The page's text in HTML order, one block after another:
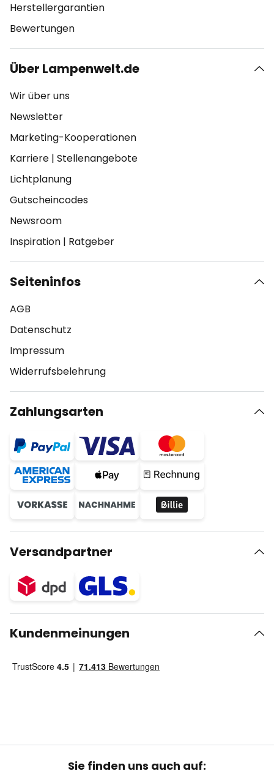
Herstellergarantien
Bewertungen
Über Lampenwelt.de
Wir über uns
Newsletter
Marketing-Kooperationen
Karriere | Stellenangebote
Lichtplanung
Gutscheincodes
Newsroom
Inspiration | Ratgeber
Seiteninfos
AGB
Datenschutz
Impressum
Widerrufsbelehrung
Zahlungsarten
Versandpartner
Kundenmeinungen
Sie finden uns auch auf: